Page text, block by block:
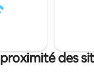
avec épicerie, à la
rivière Swan. À 10 min en
l'aéroport. Dans une rue
où vous pouvez vous
des